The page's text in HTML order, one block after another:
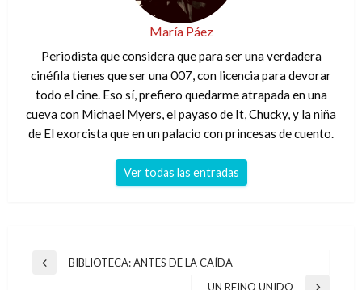
María Páez
Periodista que considera que para ser una verdadera
cinéfila tienes que ser una 007, con licencia para devorar
todo el cine. Eso sí, prefiero quedarme atrapada en una
cueva con Michael Myers, el payaso de It, Chucky, y la niña
de El exorcista que en un palacio con princesas de cuento.
Ver todas las entradas
Navegación
Entrada
BIBLIOTECA: ANTES DE LA CAÍDA
UN REINO UNIDO